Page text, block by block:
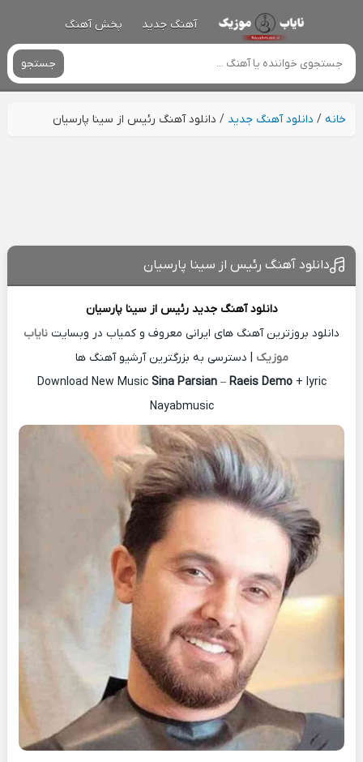
آهنگ جدید پخش آهنگ
جستجو
خانه/ دانلود آهنگ جدید / دانلود آهنگ رئیس از سینا پارسیان
دانلود آهنگ رئیس از سینا پارسیان
دانلود آهنگ جدید رئیس ازسینا پارسیان
دانلود بروزترین آهنگ های ایرانی معروف و کمیاب در وبسایت نایاب
موزیک | دسترسی به بزرگترین آرشیو آهنگ ها
Download New Music Sina Parsian– Raeis Demo+ lyric
Nayabmusic